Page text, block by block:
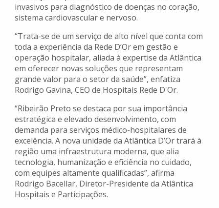
invasivos para diagnóstico de doenças no coração,
sistema cardiovascular e nervoso.
“Trata-se de um serviço de alto nível que conta com
toda a experiência da Rede D’Or em gestão e
operação hospitalar, aliada à expertise da Atlântica
em oferecer novas soluções que representam
grande valor para o setor da saúde”, enfatiza
Rodrigo Gavina, CEO de Hospitais Rede D'Or.
“Ribeirão Preto se destaca por sua importância
estratégica e elevado desenvolvimento, com
demanda para serviços médico-hospitalares de
excelência. A nova unidade da Atlântica D’Or trará à
região uma infraestrutura moderna, que alia
tecnologia, humanização e eficiência no cuidado,
com equipes altamente qualificadas”, afirma
Rodrigo Bacellar, Diretor-Presidente da Atlântica
Hospitais e Participações.